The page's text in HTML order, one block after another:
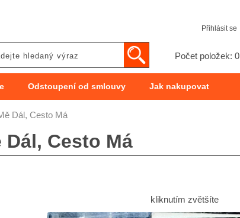
Přihlásit se
Počet položek: 0
Odstoupení od smlouvy Jak nakupovat
Dál, Cesto Má
Dál, Cesto Má
kliknutím zvětšíte